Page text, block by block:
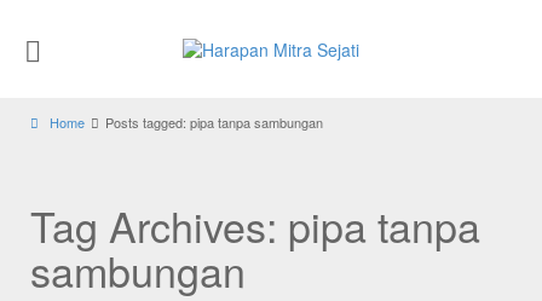
Home Posts tagged: pipa tanpa sambungan
Tag Archives: pipa tanpa
sambungan